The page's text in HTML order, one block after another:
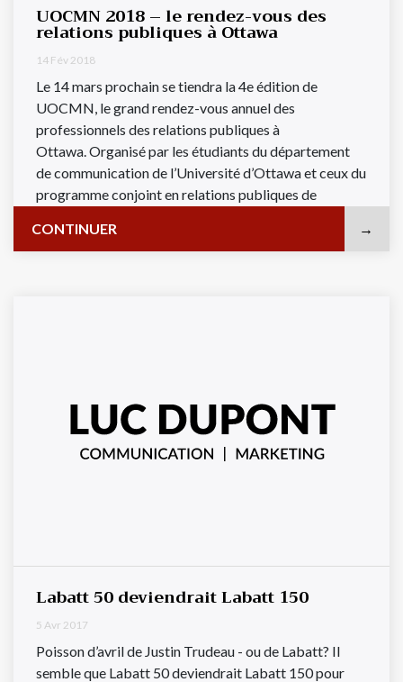
UOCMN 2018 – le rendez-vous des
relations publiques à Ottawa
14 Fév 2018
Le 14 mars prochain se tiendra la 4e édition de
UOCMN, le grand rendez-vous annuel des
professionnels des relations publiques à
Ottawa. Organisé par les étudiants du département
de communication de l’Université d’Ottawa et ceux du
programme conjoint en relations publiques de
collège ...
CONTINUER
Labatt 50 deviendrait Labatt 150
5 Avr 2017
Poisson d’avril de Justin Trudeau - ou de Labatt? Il
semble que Labatt 50 deviendrait Labatt 150 pour